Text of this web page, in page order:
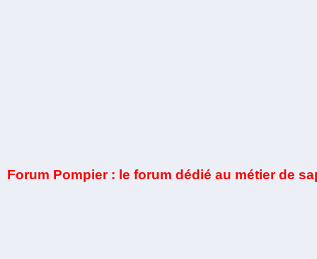
Forum Pompier : le forum dédié au métier de